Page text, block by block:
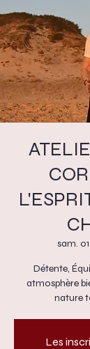
sam.
Détente,
atmosphère
nature
Les